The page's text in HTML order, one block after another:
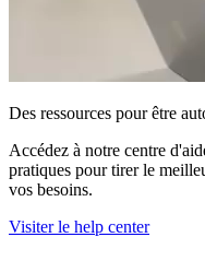
Des ressources pour être
Accédez à notre centre
pratiques pour tirer le
vos besoins.
Visiter le help center